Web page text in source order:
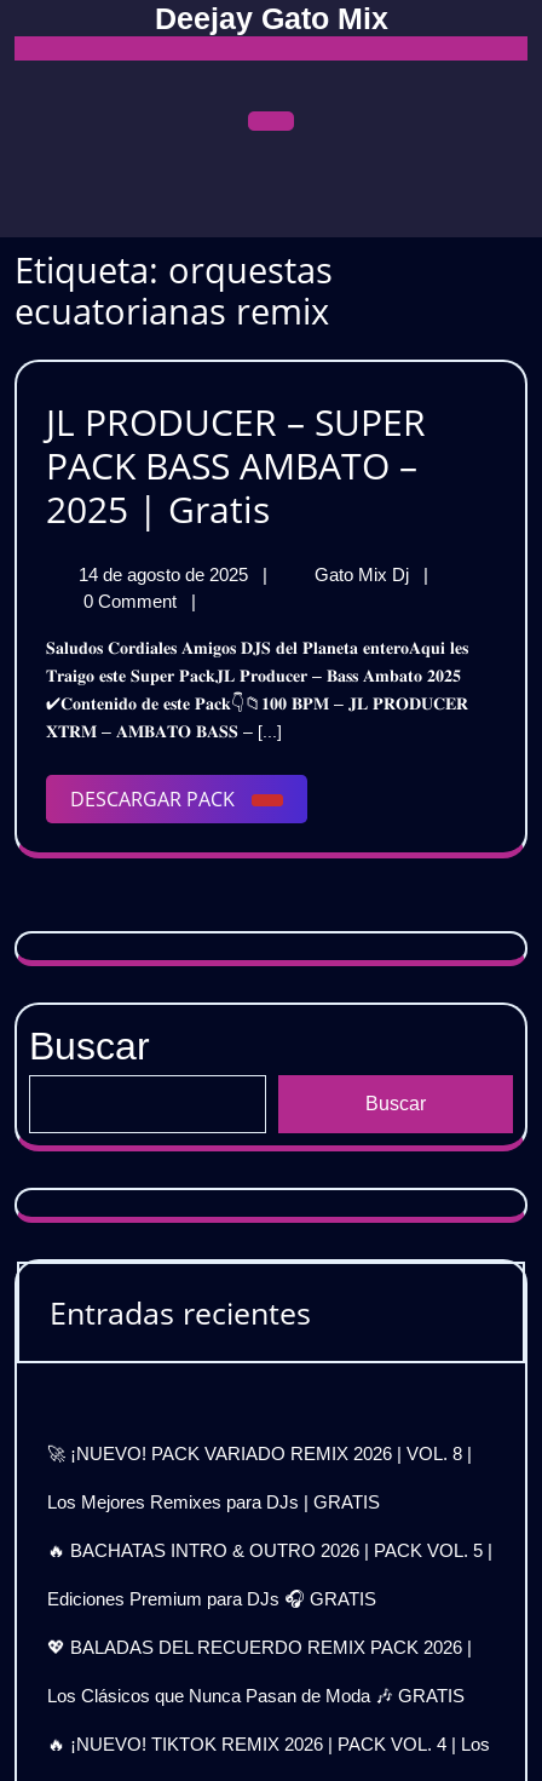
content
Deejay Gato Mix
Etiqueta: orquestas
ecuatorianas remix
JL PRODUCER – SUPER
PACK BASS AMBATO –
2025 | Gratis
SUPER
PACK
BASS
AMBATO
–
2025
Gratis
14 de agosto de 2025
14
de
2025
| Gato Mix Dj
JL
SUPER
PACK
BASS
|
0 Comment
|
𝐒𝐚𝐥𝐮𝐝𝐨𝐬 𝐂𝐨𝐫𝐝𝐢𝐚𝐥𝐞𝐬 𝐀𝐦𝐢𝐠𝐨𝐬 𝐃𝐉𝐒 𝐝𝐞𝐥 𝐏𝐥𝐚𝐧𝐞𝐭𝐚 𝐞𝐧𝐭𝐞𝐫𝐨𝐀𝐪𝐮𝐢 𝐥𝐞𝐬
𝐓𝐫𝐚𝐢𝐠𝐨 𝐞𝐬𝐭𝐞 𝐒𝐮𝐩𝐞𝐫 𝐏𝐚𝐜𝐤𝐉𝐋 𝐏𝐫𝐨𝐝𝐮𝐜𝐞𝐫 – 𝐁𝐚𝐬𝐬 𝐀𝐦𝐛𝐚𝐭𝐨 𝟐𝟎𝟐𝟓
✔𝐂𝐨𝐧𝐭𝐞𝐧𝐢𝐝𝐨 𝐝𝐞 𝐞𝐬𝐭𝐞 𝐏𝐚𝐜𝐤👇📁𝟏𝟎𝟎 𝐁𝐏𝐌 – 𝐉𝐋 𝐏𝐑𝐎𝐃𝐔𝐂𝐄𝐑
𝐗𝐓𝐑𝐌 – 𝐀𝐌𝐁𝐀𝐓𝐎 𝐁𝐀𝐒𝐒 – [...]
DESCARGAR PACK
DESCARGAR
PACK
Buscar
Buscar
Entradas recientes
🚀 ¡NUEVO! PACK VARIADO REMIX 2026 | VOL. 8 |
Los Mejores Remixes para DJs | GRATIS
🔥 BACHATAS INTRO & OUTRO 2026 | PACK VOL. 5 |
Ediciones Premium para DJs 🎧 GRATIS
💖 BALADAS DEL RECUERDO REMIX PACK 2026 |
Los Clásicos que Nunca Pasan de Moda 🎶 GRATIS
🔥 ¡NUEVO! TIKTOK REMIX 2026 | PACK VOL. 4 | Los